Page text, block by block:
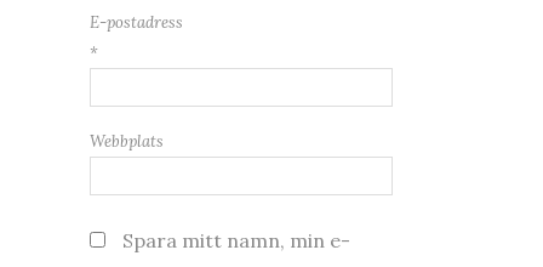
E-postadress
*
Webbplats
Spara mitt namn, min e-